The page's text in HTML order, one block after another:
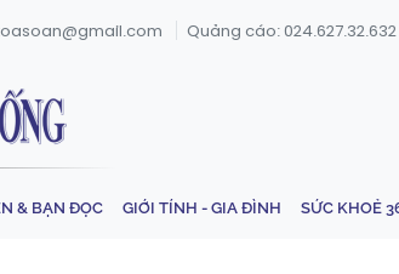
Quảng cáo: 024.627.32.632
& BẠN ĐỌC GIỚI TÍNH - GIA ĐÌNH SỨC KHOẺ